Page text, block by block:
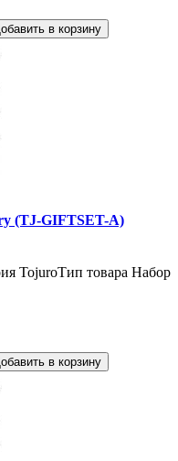
(TJ-GIFTSET-A)
TojuroТип товара Набор